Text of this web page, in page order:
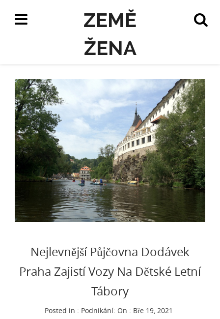
ZEMĚ
ŽENA
Nejlevnější Půjčovna Dodávek
Praha Zajistí Vozy Na Dětské Letní
Tábory
Posted in : Podnikání: On : Bře 19, 2021